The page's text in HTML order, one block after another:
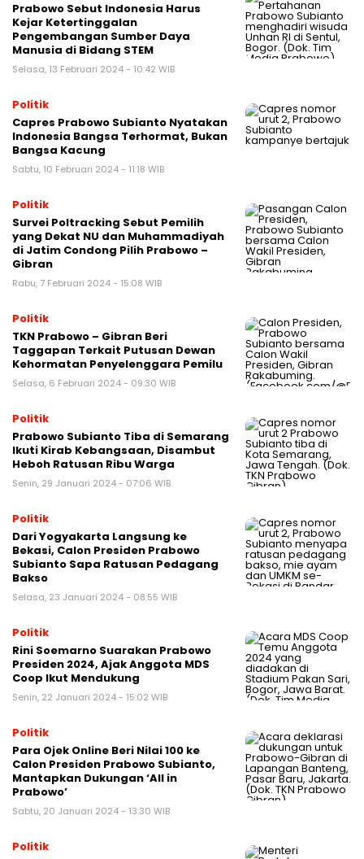
Prabowo Sebut Indonesia Harus
Kejar Ketertinggalan
Pengembangan Sumber Daya
Manusia di Bidang STEM
Selasa, 13 Februari 2024 - 10:42 WIB
Politik
Capres Prabowo Subianto Nyatakan
Indonesia Bangsa Terhormat, Bukan
Bangsa Kacung
Sabtu, 10 Februari 2024 - 11:18 WIB
Politik
Survei Poltracking Sebut Pemilih
yang Dekat NU dan Muhammadiyah
di Jatim Condong Pilih Prabowo –
Gibran
Rabu, 7 Februari 2024 - 15:08 WIB
Politik
TKN Prabowo – Gibran Beri
Taggapan Terkait Putusan Dewan
Kehormatan Penyelenggara Pemilu
Selasa, 6 Februari 2024 - 09:30 WIB
Politik
Prabowo Subianto Tiba di Semarang
Ikuti Kirab Kebangsaan, Disambut
Heboh Ratusan Ribu Warga
Senin, 29 Januari 2024 - 07:06 WIB
Politik
Dari Yogyakarta Langsung ke
Bekasi, Calon Presiden Prabowo
Subianto Sapa Ratusan Pedagang
Bakso
Selasa, 23 Januari 2024 - 08:55 WIB
Politik
Rini Soemarno Suarakan Prabowo
Presiden 2024, Ajak Anggota MDS
Coop Ikut Mendukung
Senin, 22 Januari 2024 - 15:02 WIB
Politik
Para Ojek Online Beri Nilai 100 ke
Calon Presiden Prabowo Subianto,
Mantapkan Dukungan ‘All in
Prabowo’
Sabtu, 20 Januari 2024 - 13:30 WIB
Politik